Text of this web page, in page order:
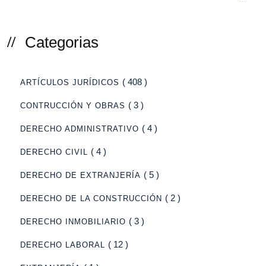
Categorias
ARTÍCULOS JURÍDICOS ( 408 )
CONTRUCCIÓN Y OBRAS ( 3 )
DERECHO ADMINISTRATIVO ( 4 )
DERECHO CIVIL ( 4 )
DERECHO DE EXTRANJERÍA ( 5 )
DERECHO DE LA CONSTRUCCIÓN ( 2 )
DERECHO INMOBILIARIO ( 3 )
DERECHO LABORAL ( 12 )